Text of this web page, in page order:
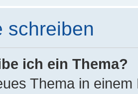
schreiben
ich ein Thema?
Thema in